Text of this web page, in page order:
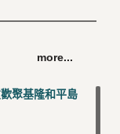
14001、45001 及
more...
聚基隆和平島